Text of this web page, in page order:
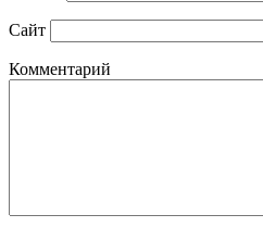
Сайт
Комментарий